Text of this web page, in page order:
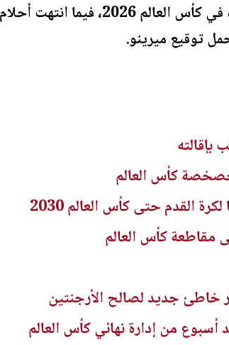
وبهذا الانتصار، واصل المنتخب
كأس العالم
القدم حتى كأس العالم 2030
مقاطعة كأس العالم
خاطئ جديد لصالح الأرجنتين
من إدارة نهائي كأس العالم